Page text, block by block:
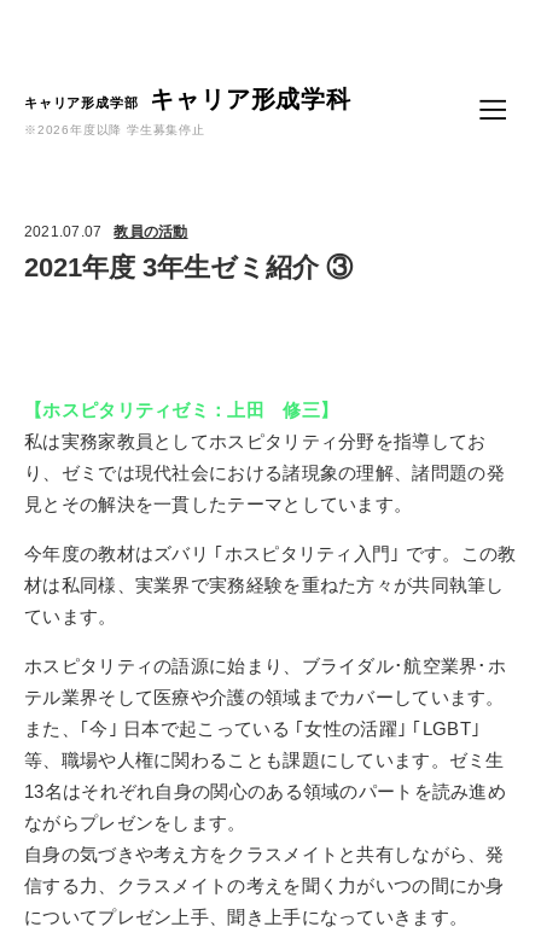
キャリア形成学部 キャリア形成学科
※2026年度以降 学生募集停止
2021.07.07 教員の活動
2021年度 3年生ゼミ紹介 ③
【ホスピタリティゼミ：上田 修三】
私は実務家教員としてホスピタリティ分野を指導してお
り、 ゼミでは現代社会における諸現象の理解、諸問題の発
見とその解決を一貫したテーマとしています。
今年度の教材はズバリ ｢ホスピタリティ入門｣ です。この教
材は私同様、実業界で実務経験を重ねた方々が共同執筆し
ています。
ホスピタリティの語源に始まり、ブライダル･航空業界･ホ
テル業界そして医療や介護の領域までカバーしています。
また、｢今｣ 日本で起こっている ｢女性の活躍｣ ｢LGBT｣
等、職場や人権に関わることも課題にしています。ゼミ生
13名はそれぞれ自身の関心のある領域のパートを読み進め
ながらプレゼンをします。
自身の気づきや考え方をクラスメイトと共有しながら、発
信する力、クラスメイトの考えを聞く力がいつの間にか身
についてプレゼン上手、聞き上手になっていきます。